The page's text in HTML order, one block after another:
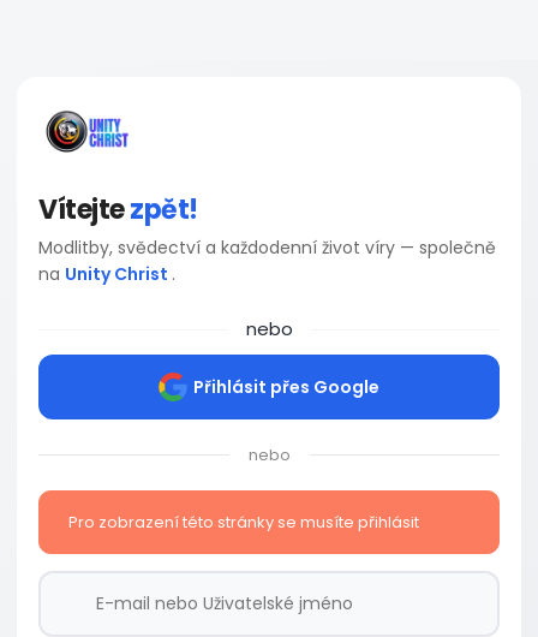
Vítejtezpět!
Modlitby, svědectví a každodenní život víry — společně
na Unity Christ .
nebo
Přihlásit přes Google
nebo
Pro zobrazení této stránky se musíte přihlásit